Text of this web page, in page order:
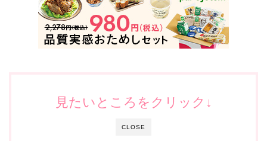
CLOSE
見たいところをクリック↓